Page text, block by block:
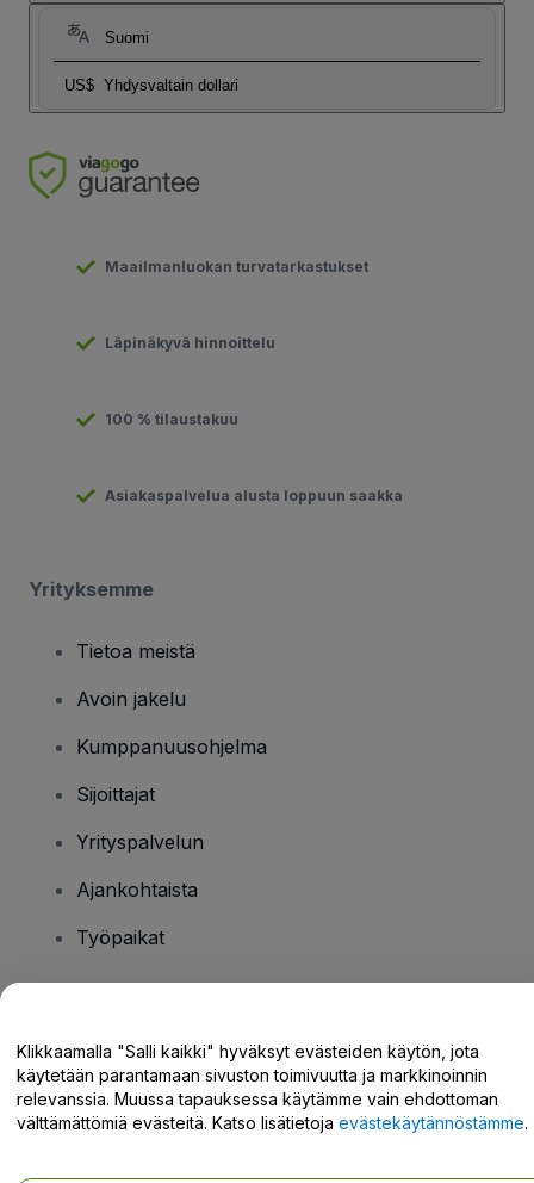
Suomi
US$ Yhdysvaltain dollari
Maailmanluokan turvatarkastukset
Läpinäkyvä hinnoittelu
100 % tilaustakuu
Asiakaspalvelua alusta loppuun saakka
Yrityksemme
Tietoa meistä
Avoin jakelu
Kumppanuusohjelma
Sijoittajat
Yrityspalvelun
Ajankohtaista
Työpaikat
Tukikeskus / Ota meihin yhteyttä
Klikkaamalla "Salli kaikki" hyväksyt evästeiden käytön, jota
käytetään parantamaan sivuston toimivuutta ja markkinoinnin
relevanssia. Muussa tapauksessa käytämme vain ehdottoman
välttämättömiä evästeitä. Katso lisätietoja evästekäytännöstämme.